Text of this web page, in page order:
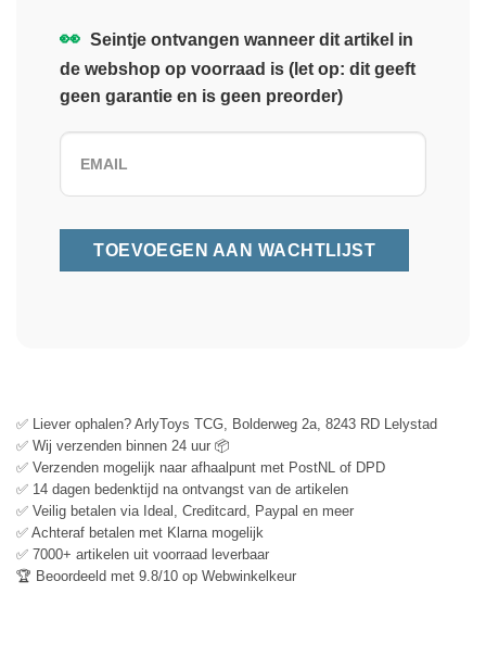
👀 Seintje ontvangen wanneer dit artikel in
de webshop op voorraad is (let op: dit geeft
geen garantie en is geen preorder)
✅ Liever ophalen? ArlyToys TCG, Bolderweg 2a, 8243 RD Lelystad
✅ Wij verzenden binnen 24 uur 📦
✅ Verzenden mogelijk naar afhaalpunt met PostNL of DPD
✅ 14 dagen bedenktijd na ontvangst van de artikelen
✅ Veilig betalen via Ideal, Creditcard, Paypal en meer
✅ Achteraf betalen met Klarna mogelijk
✅ 7000+ artikelen uit voorraad leverbaar
🏆 Beoordeeld met 9.8/10 op Webwinkelkeur